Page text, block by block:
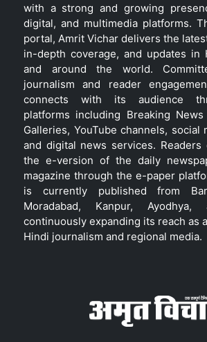
with a strong and growing
digital, and multimedia platforms.
portal, Amrit Vichar delivers the
in-depth coverage, and updates in
and around the world.
journalism and reader
connects with its audience
platforms including Breaking
Galleries, YouTube channels, social
and digital news services. Readers
the e-version of the daily
magazine through the e-paper
is currently published from
Moradabad, Kanpur, Ayodhya,
continuously expanding its reach as
Hindi journalism and regional media.